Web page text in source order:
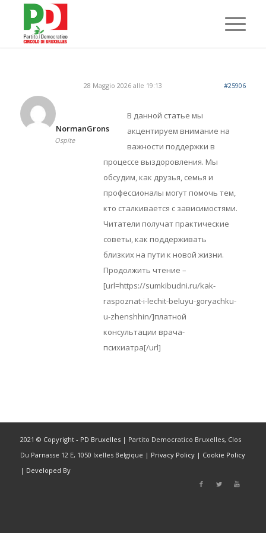
28 Maggio 2026 alle 19:13 #25906
NormanGrons
Ospite
В данной статье мы
акцентируем внимание на
важности поддержки в
процессе выздоровления. Мы
обсудим, как друзья, семья и
профессионалы могут помочь тем,
кто сталкивается с зависимостями.
Читатели получат практические
советы, как поддерживать
близких на пути к новой жизни.
Продолжить чтение –
[url=https://sumkibudni.ru/kak-
raspoznat-i-lechit-beluyu-goryachku-
u-zhenshhin/]платной
консультации врача-
психиатра[/url]
2021 © Copyright - PD Bruxelles| Partito Democratico Bruxelles, Clos
Du Parnasse 12 E, 1050 Ixelles Belgique | Privacy Policy| Cookie Policy
| Developed By